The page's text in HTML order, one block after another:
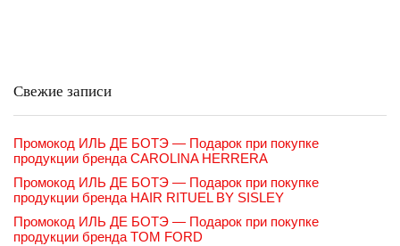
Свежие записи
Промокод ИЛЬ ДЕ БОТЭ — Подарок при покупке
продукции бренда CAROLINA HERRERA
Промокод ИЛЬ ДЕ БОТЭ — Подарок при покупке
продукции бренда HAIR RITUEL BY SISLEY
Промокод ИЛЬ ДЕ БОТЭ — Подарок при покупке
продукции бренда TOM FORD